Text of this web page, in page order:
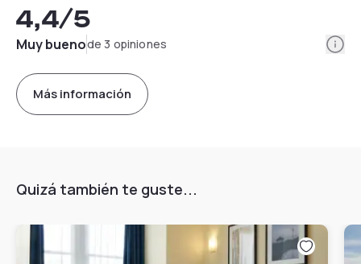
4,4/5
Muy buenode 3 opiniones
Más información
Quizá también te guste...